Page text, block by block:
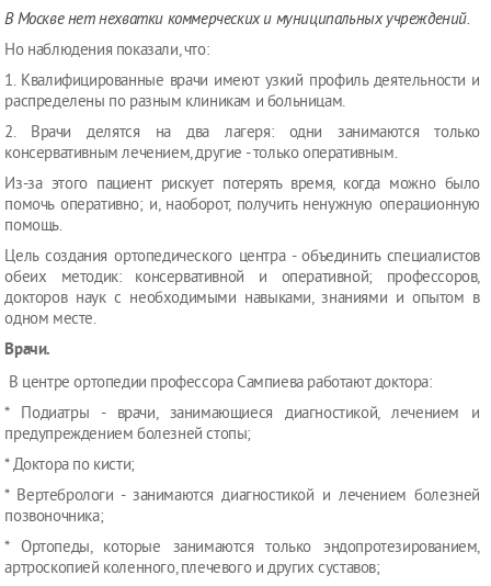
В Москве нет нехватки коммерческих и муниципальных учреждений.
Но наблюдения показали, что:
1. Квалифицированные врачи имеют узкий профиль деятельности и
распределены по разным клиникам и больницам.
2. Врачи делятся на два лагеря: одни занимаются только
консервативным лечением, другие - только оперативным.
Из-за этого пациент рискует потерять время, когда можно было
помочь оперативно; и, наоборот, получить ненужную операционную
помощь.
Цель создания ортопедического центра - объединить специалистов
обеих методик: консервативной и оперативной; профессоров,
докторов наук с необходимыми навыками, знаниями и опытом в
одном месте.
Врачи.
В центре ортопедии профессора Сампиева работают доктора:
* Подиатры - врачи, занимающиеся диагностикой, лечением и
предупреждением болезней стопы;
* Доктора по кисти;
* Вертебрологи - занимаются диагностикой и лечением болезней
позвоночника;
* Ортопеды, которые занимаются только эндопротезированием,
артроскопией коленного, плечевого и других суставов;